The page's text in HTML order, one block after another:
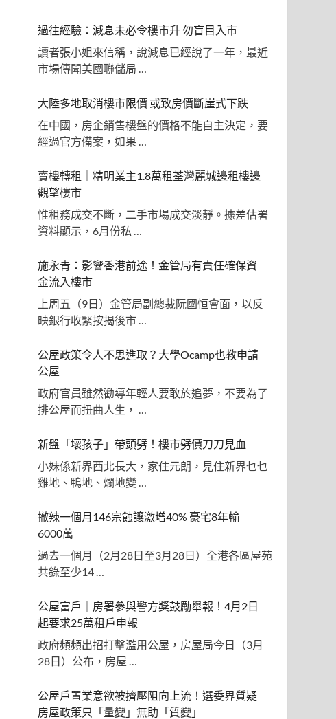
過往經驗：減息未必令樓市升 勿盲目入市
讀者張小姐來信稱，說減息已經說了一年，最近
市場傳聞美國聯儲局 …
大陸多地取消樓市限價 或致房價斷崖式下跌
在中國，房企銷售樓盤的價格不能自主決定，要
經過官方備案，如果 …
賣樓轉租｜精明業主1.8萬租荃灣麗城邊租樓邊
觀望樓市
惟租務成交不斷，二手市場成交淡靜。據差估署
資料顯示，6月份私 …
施永青：影響香港前途！金管局有責任確保資
金流入樓市
上周五（9日）金管局副總裁阮國恒會面，以反
映銀行收緊按揭後市 …
公屋政策令人不思進取？大學Ocamp也教申請
公屋
政府官員雖然勸導年輕人要敢於追夢，不要為了
排公屋而扭曲人生， …
新盤「壞孩子」帶頭劈！樓市劈價刀刀見血
小妹係新界西北長大，家住元朗，見住新界乜乜
雞地、鴨地、爛地變 …
撤辣一個月146宗蝕讓激增40% 豪宅8年輸
6000萬
過去一個月（2月28日至3月28日）全港各區屋苑
共錄至少14 …
公屋富戶｜房署參與警方獎鼓勵舉報！4月2日
起要求25萬租戶申報
政府頻頻出招打擊濫用公屋，房屋局今日（3月
28日）公布，房屋 …
公屋戶置業意欲被擠壓阻向上流！選委界質疑
房屋政策只「量變」無助「質變」